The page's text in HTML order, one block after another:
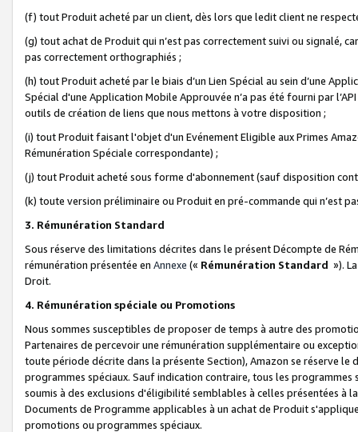
(f) tout Produit acheté par un client, dès lors que ledit client ne
(g) tout achat de Produit qui n’est pas correctement suivi ou signalé,
pas correctement orthographiés ;
(h) tout Produit acheté par le biais d’un Lien Spécial au sein d’une
Spécial d'une Application Mobile Approuvée n’a pas été fourni par
outils de création de liens que nous mettons à votre disposition ;
(i) tout Produit faisant l'objet d'un Evénement Eligible aux Primes
Rémunération Spéciale correspondante) ;
(j) tout Produit acheté sous forme d'abonnement (sauf disposition
(k) toute version préliminaire ou Produit en pré-commande qui n’est
3. Rémunération Standard
Sous réserve des limitations décrites dans le présent Décompte de
rémunération présentée en Annexe (« Rémunération Standard »).
Droit.
4. Rémunération spéciale ou Promotions
Nous sommes susceptibles de proposer de temps à autre des
Partenaires de percevoir une rémunération supplémentaire ou
toute période décrite dans la présente Section), Amazon se réserve
programmes spéciaux. Sauf indication contraire, tous les
soumis à des exclusions d'éligibilité semblables à celles présentées à
Documents de Programme applicables à un achat de Produit
promotions ou programmes spéciaux.